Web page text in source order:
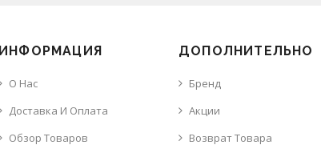
ИНФОРМАЦИЯ
О Нас
Доставка И Оплата
Обзор Товаров
ДОПОЛНИТЕЛЬНО
Бренд
Акции
Возврат Товара